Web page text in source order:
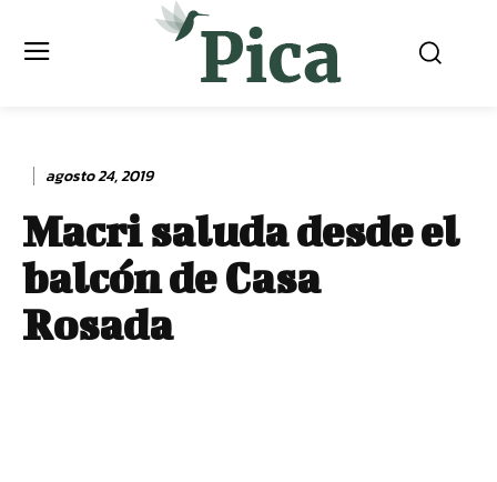
agosto 24, 2019
Macri saluda desde el
balcón de Casa
Rosada